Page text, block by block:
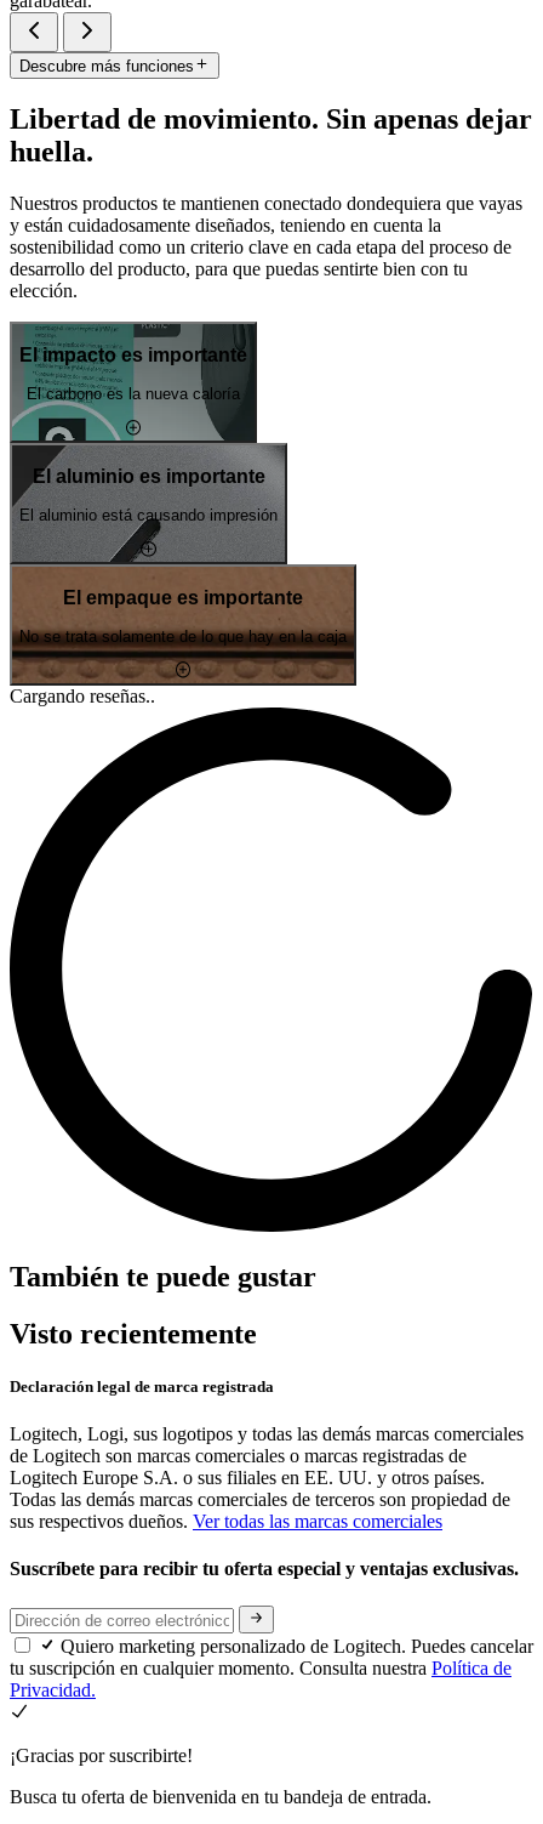
Descubre más funciones
Libertad de movimiento. Sin apenas dejar
huella.
Nuestros productos te mantienen conectado dondequiera que vayas
y están cuidadosamente diseñados, teniendo en cuenta la
sostenibilidad como un criterio clave en cada etapa del proceso de
desarrollo del producto, para que puedas sentirte bien con tu
elección.
El impacto es importante
El carbono es la nueva caloría
El aluminio es importante
El aluminio está causando impresión
El empaque es importante
No se trata solamente de lo que hay en la caja
Cargando reseñas..
También te puede gustar
Visto recientemente
Declaración legal de marca registrada
Logitech, Logi, sus logotipos y todas las demás marcas comerciales
de Logitech son marcas comerciales o marcas registradas de
Logitech Europe S.A. o sus filiales en EE. UU. y otros países.
Todas las demás marcas comerciales de terceros son propiedad de
sus respectivos dueños. Ver todas las marcas comerciales
Suscríbete para recibir tu oferta especial y ventajas exclusivas.
Quiero marketing personalizado de Logitech. Puedes cancelar
tu suscripción en cualquier momento. Consulta nuestra Política de
Privacidad.
¡Gracias por suscribirte!
Busca tu oferta de bienvenida en tu bandeja de entrada.